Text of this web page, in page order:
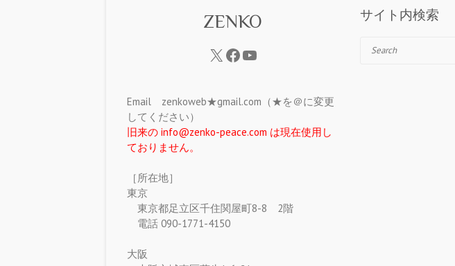
ZENKO
Email zenkoweb★gmail.com（★を＠に変更
してください）
旧来の info@zenko-peace.com は現在使用し
ておりません。
［所在地］
東京
東京都足立区千住関屋町8-8 2階
電話 090-1771-4150
大阪
サイト内検索
Search